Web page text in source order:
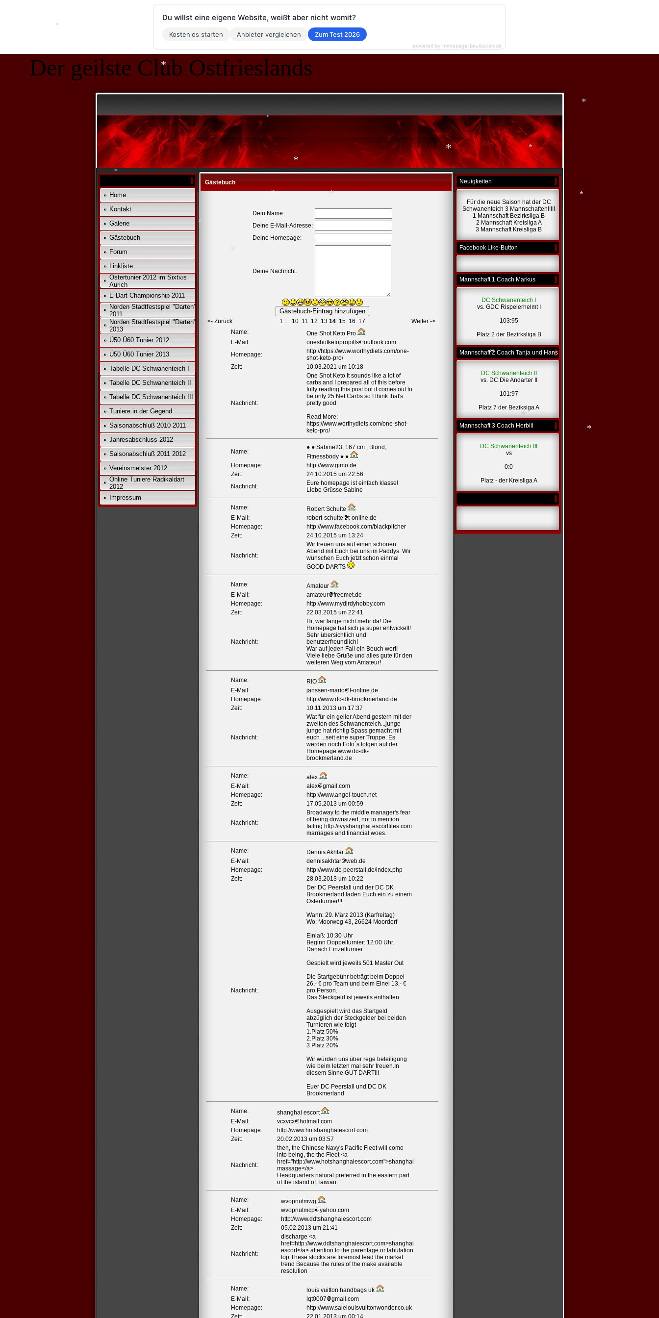
Der geilste Club Ostfrieslands
Home
Kontakt
Galerie
Gästebuch
Forum
Linkliste
Ostertunier 2012 im Sixties
Aurich
E-Dart Championship 2011
Norden Stadtfestspiel "Darten"
2011
Norden Stadtfestspiel "Darten"
2013
Ü50 Ü60 Tunier 2012
Ü50 Ü60 Tunier 2013
Tabelle DC Schwanenteich I
Tabelle DC Schwanenteich II
Tabelle DC Schwanenteich III
Tuniere in der Gegend
Saisonabschluß 2010 2011
Jahresabschluss 2012
Saisonabschluß 2011 2012
Vereinsmeister 2012
Online Tuniere Radikaldart
2012
Impressum
Gästebuch
Dein Name:
Deine E-Mail-Adresse:
Deine Homepage:
Deine Nachricht:
<- Zurück 1 ... 10 11 12 13 14 15 16 17
Weiter ->
Name:
One Shot Keto Pro
E-Mail:
oneshotketopropills
outlook.com
Homepage:
http://https://www.worthydiets.com/one-
shot-keto-pro/
Zeit:
10.03.2021 um 10:18
Nachricht:
One Shot Keto It sounds like a lot of
carbs and I prepared all of this before
fully reading this post but it comes out to
be only 25 Net Carbs so I think that's
pretty good.
Read More:
https://www.worthydiets.com/one-shot-
keto-pro/
Name:
● ● Sabine23, 167 cm , Blond,
Fitnessbody ● ●
Homepage:
http://www.gimo.de
Zeit:
24.10.2015 um 22:56
Nachricht:
Eure homepage ist einfach klasse!
Liebe Grüsse Sabine
Name:
Robert Schulte
E-Mail:
robert-schulte
t-online.de
Homepage:
http://www.facebook.com/blackpitcher
Zeit:
24.10.2015 um 13:24
Nachricht:
Wir freuen uns auf einen schönen
Abend mit Euch bei uns im Paddys. Wir
wünschen Euch jetzt schon einmal
GOOD DARTS
Name:
Amateur
E-Mail:
amateur
freemet.de
Homepage:
http://www.mydirdyhobby.com
Zeit:
22.03.2015 um 22:41
Nachricht:
Hi, war lange nicht mehr da! Die
Homepage hat sich ja super entwickelt!
Sehr übersichtlich und
benutzerfreundlich!
War auf jeden Fall ein Beuch wert!
Viele liebe Grüße und alles gute für den
weiteren Weg vom Amateur!
Name:
RIO
E-Mail:
janssen-mario
t-online.de
Homepage:
http://www.dc-dk-brookmerland.de
Zeit:
10.11.2013 um 17:37
Nachricht:
Wat für ein geiler Abend gestern mit der
zweiten des Schwanenteich...junge
junge hat richtig Spass gemacht mit
euch ...seit eine super Truppe. Es
werden noch Foto´s folgen auf der
Homepage www.dc-dk-
brookmerland.de
Name:
alex
E-Mail:
alex
gmail.com
Homepage:
http://www.angel-touch.net
Zeit:
17.05.2013 um 00:59
Nachricht:
Broadway to the middle manager's fear
of being downsized, not to mention
failing http://ivyshanghai.escortfiles.com
marriages and financial woes.
Name:
Dennis Akhtar
E-Mail:
dennisakhtar
web.de
Homepage:
http://www.dc-peerstall.de/index.php
Zeit:
28.03.2013 um 10:22
Nachricht:
Der DC Peerstall und der DC DK
Brookmerland laden Euch ein zu einem
Osterturnier!!!
Wann: 29. März 2013 (Karfreitag)
Wo: Moorweg 43, 26624 Moordorf
Einlaß: 10:30 Uhr
Beginn Doppelturnier: 12:00 Uhr.
Danach Einzelturnier
Gespielt wird jeweils 501 Master Out
Die Startgebühr beträgt beim Doppel
26,- € pro Team und beim Einel 13,- €
pro Person.
Das Steckgeld ist jeweils enthalten.
Ausgespielt wird das Startgeld
abzüglich der Steckgelder bei beiden
Turnieren wie folgt
1.Platz 50%
2.Platz 30%
3.Platz 20%
Wir würden uns über rege beteiligung
wie beim letzten mal sehr freuen.In
diesem Sinne GUT DART!!!
Euer DC Peerstall und DC DK
Brookmerland
Name:
shanghai escort
E-Mail:
vcxvcx
hotmail.com
Homepage:
http://www.hotshanghaiescort.com
Zeit:
20.02.2013 um 03:57
Nachricht:
then, the Chinese Navy's Pacific Fleet will come
into being, the the Fleet <a
href="http://www.hotshanghaiescort.com">shanghai
massage</a>
Headquarters natural preferred in the eastern part
of the island of Taiwan.
Name:
wvopnutmwg
E-Mail:
wvopnutmcp
yahoo.com
Homepage:
http://www.ddtshanghaiescort.com
Zeit:
05.02.2013 um 21:41
Nachricht:
discharge <a
href=http://www.ddtshanghaiescort.com>shanghai
escort</a> attention to the parentage or tabulation
top These stocks are foremost lead the market
trend Because the rules of the make available
resolution
Name:
louis vuitton handbags uk
E-Mail:
lqt0007
gmail.com
Homepage:
http://www.salelouisvuittonwonder.co.uk
Zeit:
22.01.2013 um 00:14
Neuigkeiten
Für die neue Saison hat der DC
Schwanenteich 3 Mannschaften!!!!!
1 Mannschaft Bezirksliga B
2 Mannschaft Kreisliga A
3 Mannschaft Kreisliga B
Facebook Like-Button
Mannschaft 1 Coach Markus
DC Schwanenteich I
vs. GDC Rispelerhelmt I
103:95
Platz 2 der Bezirksliga B
Mannschaft 2 Coach Tanja und Hans
DC Schwanenteich II
vs. DC Die Andarter II
101:97
Platz 7 der Beziksiga A
Mannschaft 3 Coach Herbiii
DC Schwanenteich III
vs
0:0
Platz - der Kreisliga A
Du willst eine eigene Website, weißt aber nicht womit?
Kostenlos starten Anbieter vergleichen Zum Test 2026
powered by homepage-baukasten.de
*
*
*
*
*
*
*
*
*
*
*